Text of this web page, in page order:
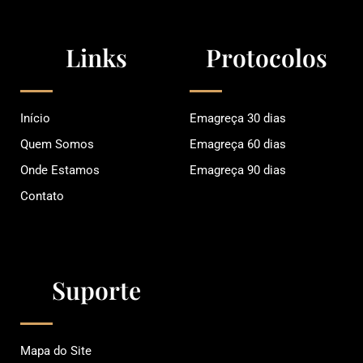
Links
Início
Quem Somos
Onde Estamos
Contato
Protocolos
Emagreça 30 dias
Emagreça 60 dias
Emagreça 90 dias
Suporte
Mapa do Site